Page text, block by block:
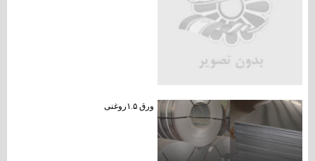
ورق ۱.۵روغنی